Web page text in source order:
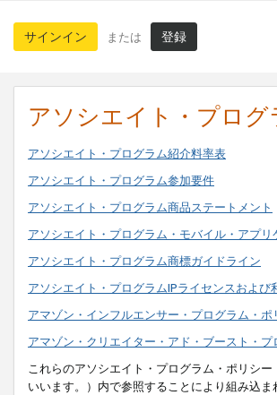
サインイン または 登録
アソシエイト・プロ
アソシエイト・プログラム紹介料率表
アソシエイト・プログラム参加要件
アソシエイト・プログラム商品ステートメント
アソシエイト・プログラム・モバイル・アプ
アソシエイト・プログラム商標ガイドライン
アソシエイト・プログラムIPライセンスおよび
アマゾン・インフルエンサー・プログラム・ポ
アマゾン・クリエイター・アド・ブースト・プ
これらのアソシエイト・プログラム・ポリシー
いいます。）内で参照することにより組み込